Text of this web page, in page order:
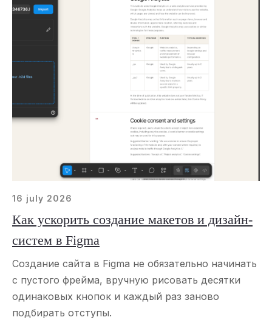
16 july 2026
Как ускорить создание макетов и дизайн-
систем в Figma
Создание сайта в Figma не обязательно начинать
с пустого фрейма, вручную рисовать десятки
одинаковых кнопок и каждый раз заново
подбирать отступы.